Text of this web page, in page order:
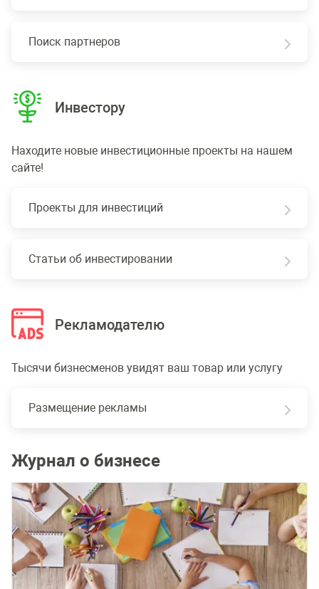
Поиск партнеров
Инвестору
Находите новые инвестиционные проекты на нашем
сайте!
Проекты для инвестиций
Статьи об инвестировании
Рекламодателю
Тысячи бизнесменов увидят ваш товар или услугу
Размещение рекламы
Журнал о бизнесе